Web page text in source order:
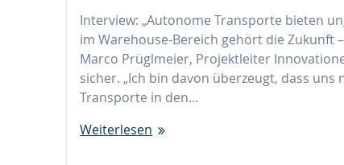
Interview: „Autonome Transporte bieten
im Warehouse-Bereich gehört die Zukunft
Marco Prüglmeier, Projektleiter
sicher. „Ich bin davon überzeugt, dass
Transporte in den…
Weiterlesen